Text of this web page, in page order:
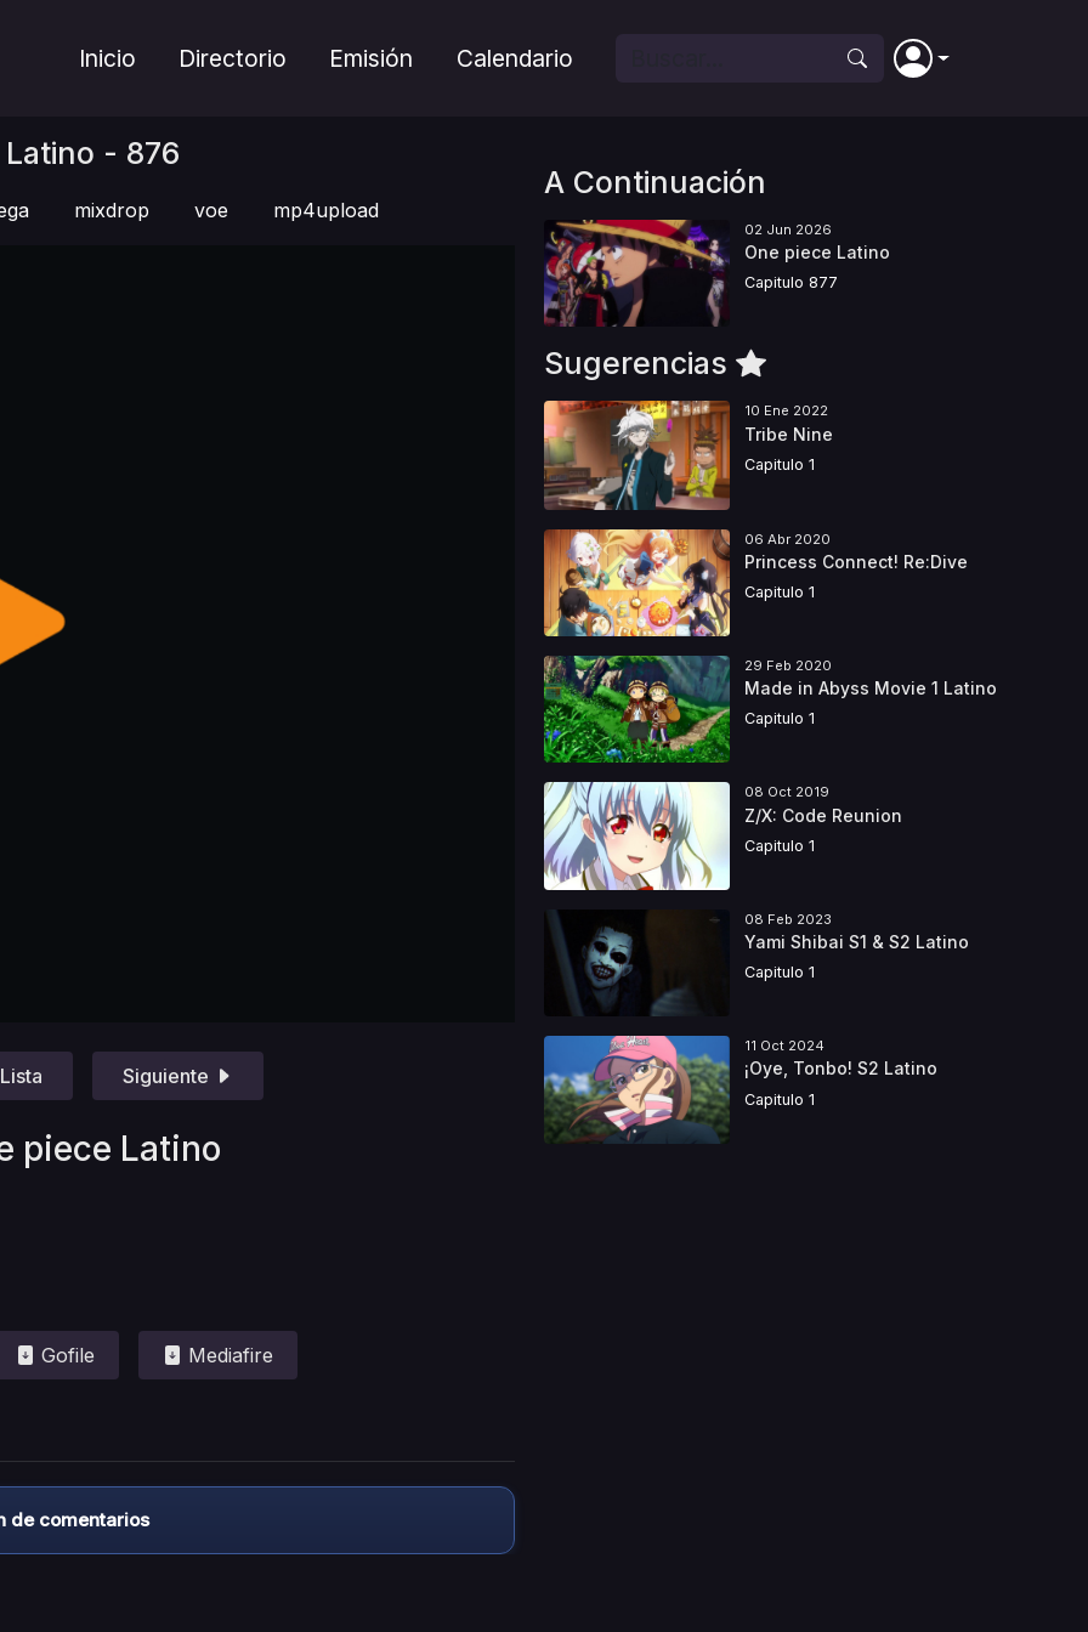
Inicio Directorio Emisión Calendario
- 876
mixdrop voe mp4upload
Lista Siguiente
piece Latino
Gofile Mediafire
de comentarios
A Continuación
02 Jun 2026
One piece Latino
Capitulo 877
Sugerencias
10 Ene 2022
Tribe Nine
Capitulo 1
06 Abr 2020
Princess Connect! Re:Dive
Capitulo 1
29 Feb 2020
Made in Abyss Movie 1 Latino
Capitulo 1
08 Oct 2019
Z/X: Code Reunion
Capitulo 1
08 Feb 2023
Yami Shibai S1 & S2 Latino
Capitulo 1
11 Oct 2024
¡Oye, Tonbo! S2 Latino
Capitulo 1